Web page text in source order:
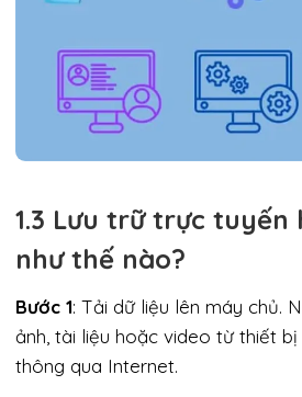
1.3 Lưu trữ trực tuyến
như thế nào?
Bước 1: Tải dữ liệu lên máy chủ.
ảnh, tài liệu hoặc video từ thiết
thông qua Internet.